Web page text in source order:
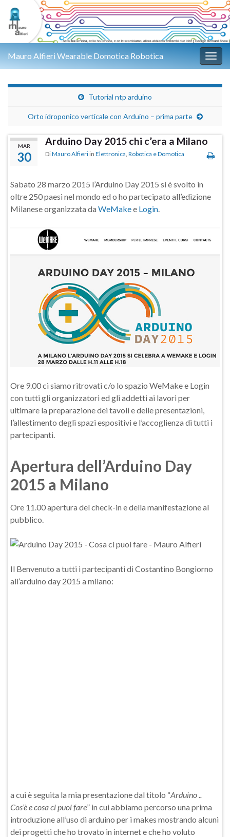
Mauro Alfieri Wearable Domotica Robotica
Tutorial ntp arduino
Orto idroponico verticale con Arduino – prima parte
MAR
30
Arduino Day 2015 chi c’era a Milano
DiMauro Alfieri in Elettronica, Robotica e Domotica
Sabato 28 marzo 2015 l’Arduino Day 2015 si è svolto in
oltre 250 paesi nel mondo ed o ho partecipato all’edizione
Milanese organizzata da WeMakee Login.
Ore 9.00 ci siamo ritrovati c/o lo spazio WeMake e Login
con tutti gli organizzatori ed gli addetti ai lavori per
ultimare la preparazione dei tavoli e delle presentazioni,
l’allestimento degli spazi espositivi e l’accoglienza di tutti i
partecipanti.
Apertura dell’Arduino Day
2015 a Milano
Ore 11.00 apertura del check-in e della manifestazione al
pubblico.
Il Benvenuto a tutti i partecipanti di Costantino Bongiorno
all’arduino day 2015 a milano:
a cui è seguita la mia presentazione dal titolo “Arduino ..
Cos’è e cosa ci puoi fare” in cui abbiamo percorso una prima
introduzione all’uso di arduino per i makes mostrando alcuni
dei progetti che ho trovato in internet e che ho voluto